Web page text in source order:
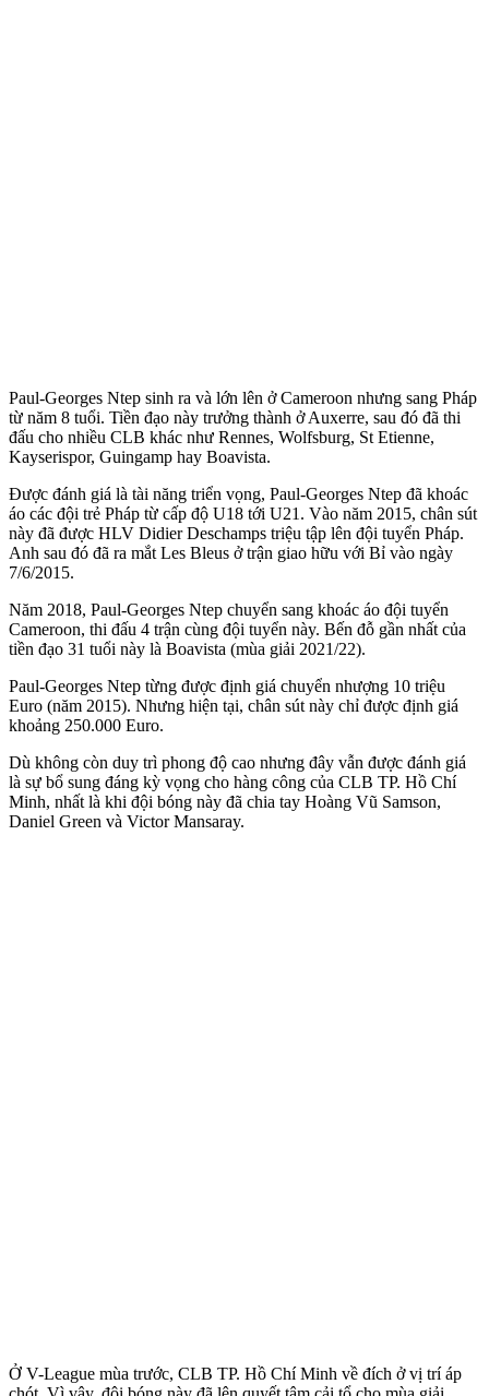
Paul-Georges Ntep sinh ra và lớn lên ở Cameroon nhưng sang Pháp
từ năm 8 tuổi. Tiền đạo này trưởng thành ở Auxerre, sau đó đã thi
đấu cho nhiều CLB khác như Rennes, Wolfsburg, St Etienne,
Kayserispor, Guingamp hay Boavista.
Được đánh giá là tài năng triển vọng, Paul-Georges Ntep đã khoác
áo các đội trẻ Pháp từ cấp độ U18 tới U21. Vào năm 2015, chân sút
này đã được HLV Didier Deschamps triệu tập lên đội tuyển Pháp.
Anh sau đó đã ra mắt Les Bleus ở trận giao hữu với Bỉ vào ngày
7/6/2015.
Năm 2018, Paul-Georges Ntep chuyển sang khoác áo đội tuyển
Cameroon, thi đấu 4 trận cùng đội tuyển này. Bến đỗ gần nhất của
tiền đạo 31 tuổi này là Boavista (mùa giải 2021/22).
Paul-Georges Ntep từng được định giá chuyển nhượng 10 triệu
Euro (năm 2015). Nhưng hiện tại, chân sút này chỉ được định giá
khoảng 250.000 Euro.
Dù không còn duy trì phong độ cao nhưng đây vẫn được đánh giá
là sự bổ sung đáng kỳ vọng cho hàng công của CLB TP. Hồ Chí
Minh, nhất là khi đội bóng này đã chia tay Hoàng Vũ Samson,
Daniel Green và Victor Mansaray.
Ở V-League mùa trước, CLB TP. Hồ Chí Minh về đích ở vị trí áp